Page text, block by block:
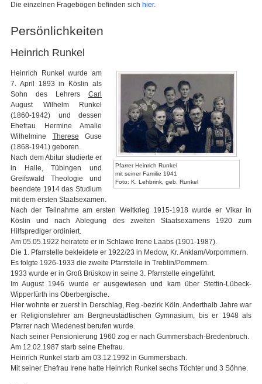
Die einzelnen Fragebögen befinden sich hier.
Persönlichkeiten
Heinrich Runkel
Pfarrer Heinrich Runkel
mit seiner Familie 1941
Foto: K. Lehbrink, geb. Runkel
Heinrich Runkel wurde am
7. April 1893 in Köslin als
Sohn des Lehrers Carl
August Wilhelm Runkel
(1860-1942) und dessen
Ehefrau Hermine Amalie
Wilhelmine Therese Guse
(1868-1941) geboren.
Nach dem Abitur studierte er
in Halle, Tübingen und
Greifswald Theologie und
beendete 1914 das Studium
mit dem ersten Staatsexamen.
Nach der Teilnahme am ersten Weltkrieg 1915-1918 wurde er Vikar in
Köslin und nach Ablegung des zweiten Staatsexamens 1920 zum
Hilfsprediger ordiniert.
Am 05.05.1922 heiratete er in Schlawe Irene Laabs (1901-1987).
Die 1. Pfarrstelle bekleidete er 1922/23 in Medow, Kr. Anklam/Vorpommern.
Es folgte 1926-1933 die zweite Pfarrstelle in Treblin/Pommern.
1933 wurde er in Groß Brüskow in seine 3. Pfarrstelle eingeführt.
Im August 1946 wurde er ausgewiesen und kam über Stettin-Lübeck-
Wipperfürth ins Oberbergische.
Hier wohnte er zuerst in Derschlag, Reg.-bezirk Köln. Anderthalb Jahre war
er Religionslehrer am Bergneustädtischen Gymnasium, bis er 1948 als
Pfarrer nach Wiedenest berufen wurde.
Nach seiner Pensionierung 1960 zog er nach Gummersbach-Bredenbruch.
Am 12.02.1987 starb seine Ehefrau.
Heinrich Runkel starb am 03.12.1992 in Gummersbach.
Mit seiner Ehefrau Irene hatte Heinrich Runkel sechs Töchter und 3 Söhne.